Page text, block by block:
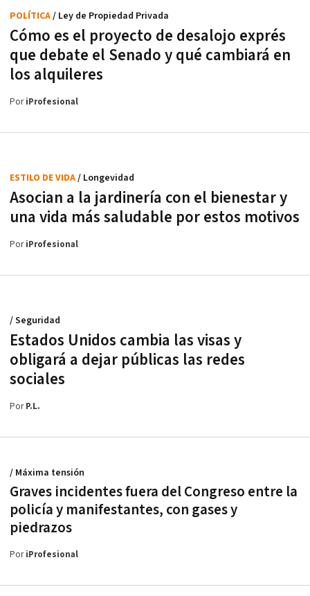
Cómo es el proyecto de desalojo exprés
que debate el Senado y qué cambiará en
los alquileres
POLÍTICA/ Ley de Propiedad Privada
PoriProfesional
Asocian a la jardinería con el bienestar y
una vida más saludable por estos motivos
ESTILO DE VIDA/ Longevidad
PoriProfesional
Estados Unidos cambia las visas y
obligará a dejar públicas las redes
sociales
/ Seguridad
PorP.L.
Graves incidentes fuera del Congreso entre la
policía y manifestantes, con gases y
piedrazos
/ Máxima tensión
PoriProfesional